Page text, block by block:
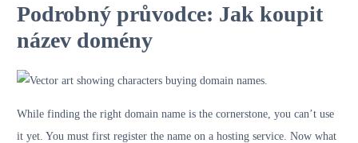
Podrobný průvodce: Jak koupit
název domény
While finding the right domain name is the cornerstone, you can’t use
it yet. You must first register the name on a hosting service. Now what